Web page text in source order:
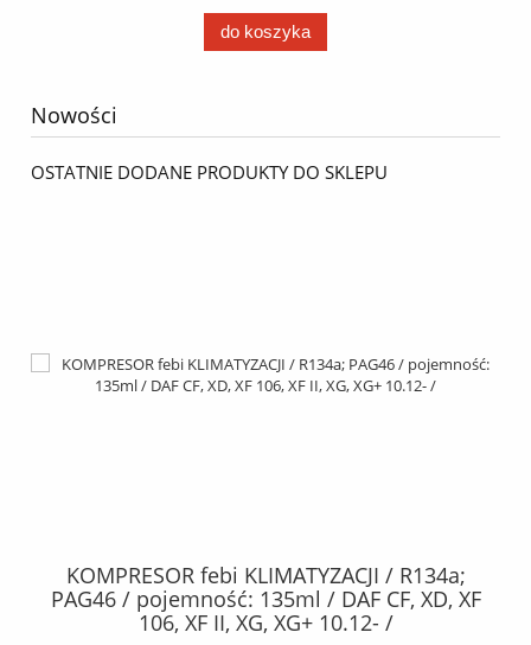
do koszyka
Nowości
OSTATNIE DODANE PRODUKTY DO SKLEPU
KOMPRESOR febi KLIMATYZACJI / R134a;
PAG46 / pojemność: 135ml / DAF CF, XD, XF
106, XF II, XG, XG+ 10.12- /